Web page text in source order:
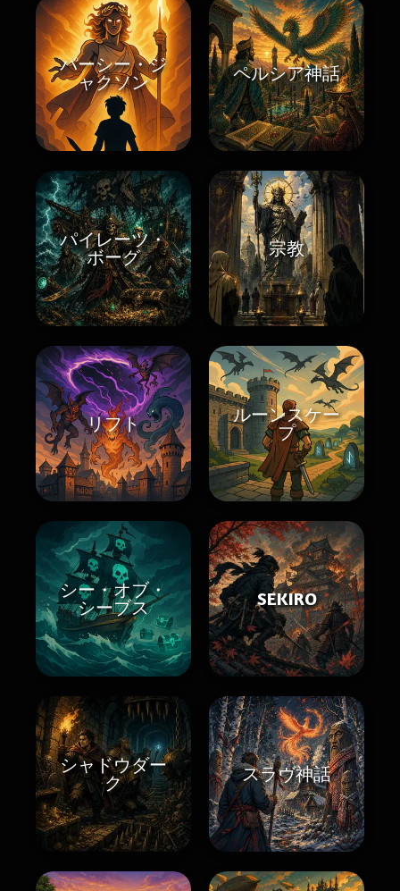
パーシー・ジ
ャクソン
ペルシア神話
パイレーツ・
ボーグ
宗教
リフト
ルーンスケー
プ
シー・オブ・
シーブス
SEKIRO
シャドウダー
ク
スラヴ神話